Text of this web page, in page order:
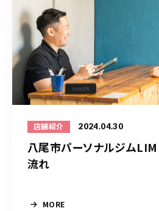
店舗紹介 2024.04.30
八尾市パーソナルジム
流れ
MORE